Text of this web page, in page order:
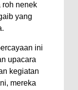
roh nenek
yang
ini
upacara
kegiatan
mereka